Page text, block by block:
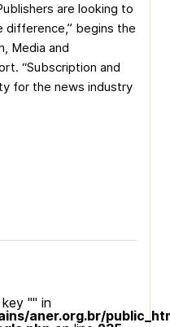
are looking to
begins the
Media and
“Subscription and
for the news industry
"" in
aner.org.br/